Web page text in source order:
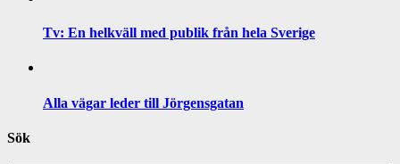
Tv: En helkväll med publik från hela Sverige
Alla vägar leder till Jörgensgatan
Sök